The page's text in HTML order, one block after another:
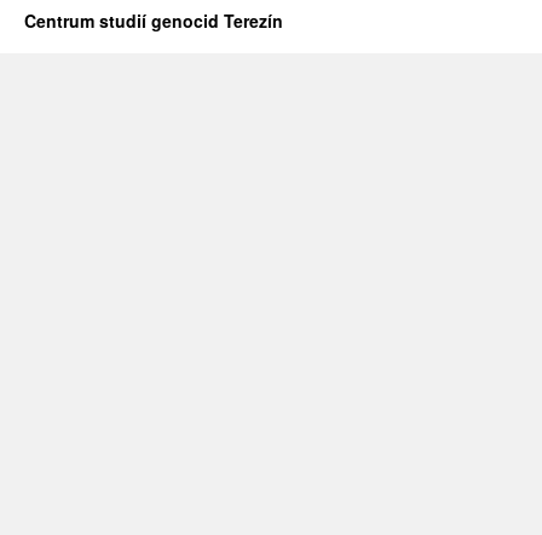
Centrum studií genocid Terezín